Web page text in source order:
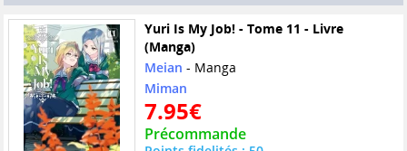
Yuri Is My Job! - Tome 11 - Livre
(Manga)
Meian - Manga
Miman
7.95€
Précommande